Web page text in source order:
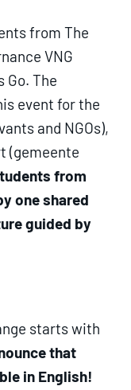
from The
VNG
Go. The
event for the
and NGOs),
(gemeente
from
one shared
guided by
starts with
that
in English!